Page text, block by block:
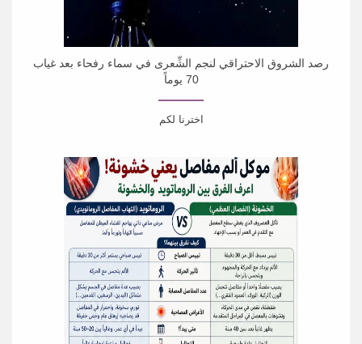
رُصد الشروق الاحتراقي لنجم الشِّعرى في سماء محافظة رفحاء
بمنطقة الحدود الشمالية، إذ بدا مرئياً...
رصد الشروق الاحتراقي لنجم الشِّعرى في سماء رفحاء بعد غياب
70 يوماً
اخترنا لكم